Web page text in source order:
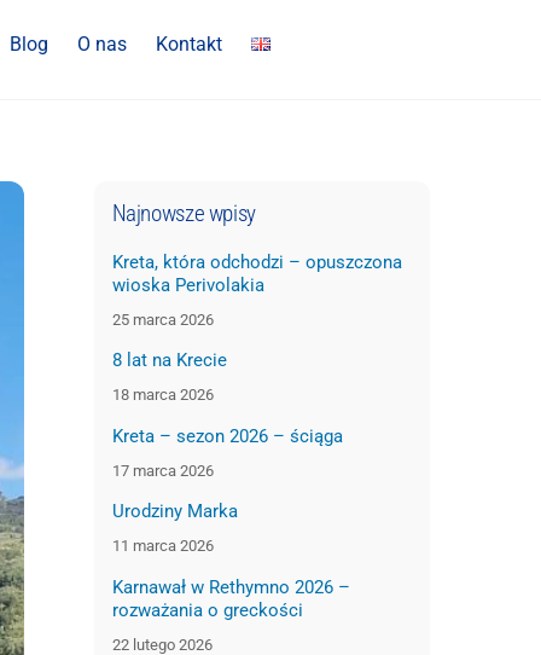
Blog O nas Kontakt
Najnowsze wpisy
Kreta, która odchodzi – opuszczona
wioska Perivolakia
25 marca 2026
8 lat na Krecie
18 marca 2026
Kreta – sezon 2026 – ściąga
17 marca 2026
Urodziny Marka
11 marca 2026
Karnawał w Rethymno 2026 –
rozważania o greckości
22 lutego 2026